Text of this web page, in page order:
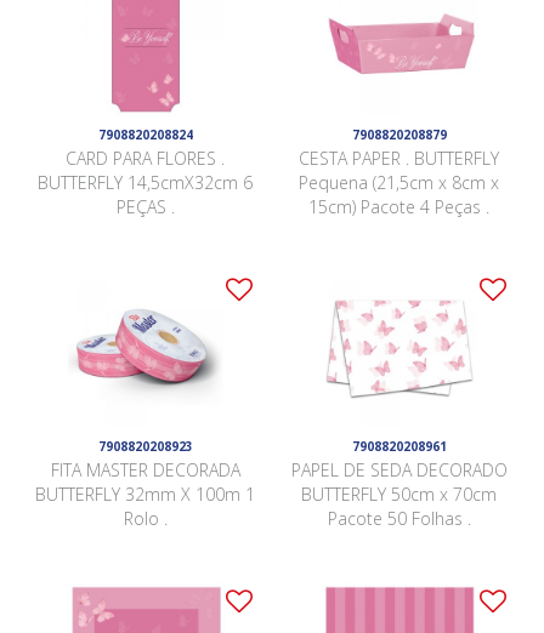
7908820208824
CARD PARA FLORES .
BUTTERFLY 14,5cmX32cm 6
PEÇAS .
7908820208879
CESTA PAPER . BUTTERFLY
Pequena (21,5cm x 8cm x
15cm) Pacote 4 Peças .
7908820208923
FITA MASTER DECORADA
BUTTERFLY 32mm X 100m 1
Rolo .
7908820208961
PAPEL DE SEDA DECORADO
BUTTERFLY 50cm x 70cm
Pacote 50 Folhas .